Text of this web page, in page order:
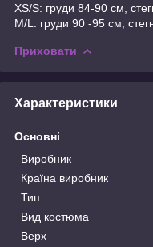
XS/S: груди 84-90 см,
M/L: груди 90 -95 см,
Приховати
Характеристики
Основні
Виробник
Країна виробник
Тип
Вид костюма
Верх